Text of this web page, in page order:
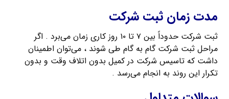
مدت زمان ثبت شرکت
ثبت شرکت حدوداً بین ۷ تا ۱۰ روز کاری زمان می‌برد . اگر
مراحل ثبت شرکت گام به گام طی شوند ، می‌توان اطمینان
داشت که تاسیس شرکت در کمیل بدون اتلاف وقت و بدون
تکرار این روند به انجام می‌رسد .